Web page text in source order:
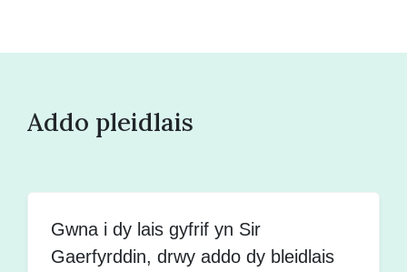
Addo pleidlais
Gwna i dy lais gyfrif yn Sir
Gaerfyrddin, drwy addo dy bleidlais